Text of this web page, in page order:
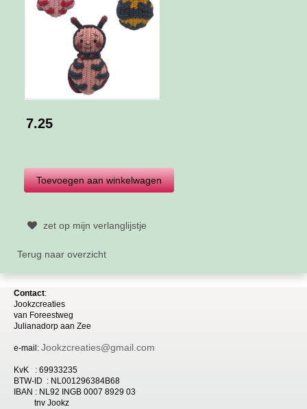
7.25
zet op mijn verlanglijstje
Terug naar overzicht
Contact:
Jookzcreaties
van Foreestweg
Julianadorp aan Zee
e-mail: Jookzcreaties@gmail.com
KvK : 69933235
BTW-ID : NL001296384B68
IBAN : NL92 INGB 0007 8929 03
tnv Jookz